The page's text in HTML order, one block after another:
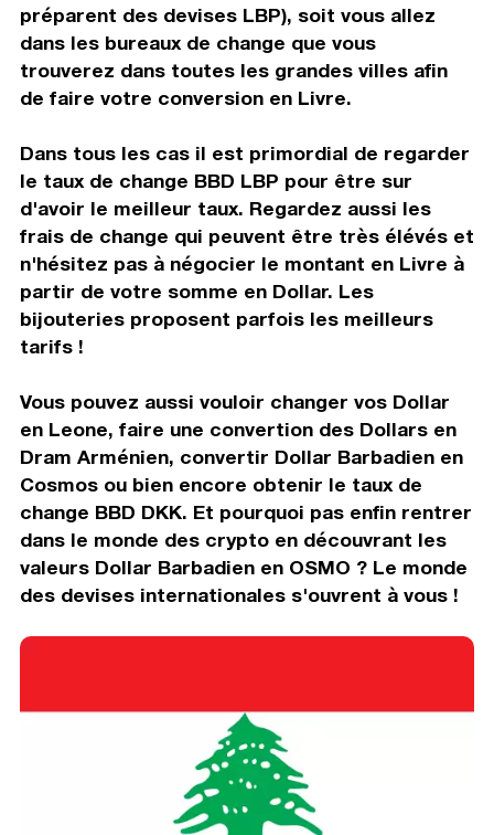
préparent des devises LBP), soit vous allez
dans les bureaux de change que vous
trouverez dans toutes les grandes villes afin
de faire votre conversion en Livre.
Dans tous les cas il est primordial de regarder
le taux de change BBD LBP pour être sur
d'avoir le meilleur taux. Regardez aussi les
frais de change qui peuvent être très élévés et
n'hésitez pas à négocier le montant en Livre à
partir de votre somme en Dollar. Les
bijouteries proposent parfois les meilleurs
tarifs !
Vous pouvez aussi vouloir changer vos Dollar
en Leone, faire une convertion des Dollars en
Dram Arménien, convertir Dollar Barbadien en
Cosmos ou bien encore obtenir le taux de
change BBD DKK. Et pourquoi pas enfin rentrer
dans le monde des crypto en découvrant les
valeurs Dollar Barbadien en OSMO ? Le monde
des devises internationales s'ouvrent à vous !